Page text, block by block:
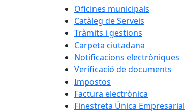
Oficines municipals
Catàleg de Serveis
Tràmits i gestions
Carpeta ciutadana
Notificacions electròniques
Verificació de documents
Impostos
Factura electrònica
Finestreta Única Empresarial